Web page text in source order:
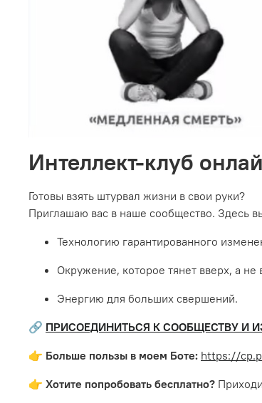
Интеллект-клуб
Готовы взять штурвал жизни в свои руки?
Приглашаю вас в наше сообщество. Здесь
Технологию гарантированного
Окружение, которое тянет вверх, а не
Энергию для больших свершений.
🔗 ПРИСОЕДИНИТЬСЯ К СООБЩЕСТВУ И
👉 Больше пользы в моем Боте: https://
👉 Хотите попробовать бесплатно?